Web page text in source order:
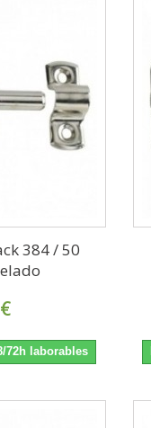
384 / 50
72h laborables